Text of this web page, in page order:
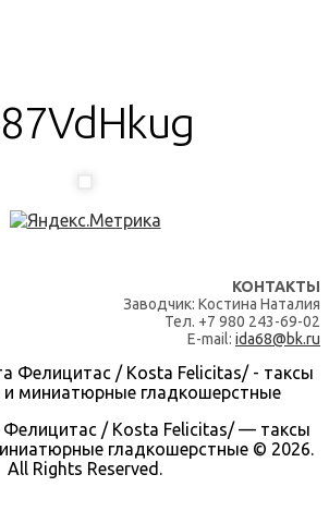
КОНТАКТЫ
Заводчик: Костина Наталия
Тел. +7 980 243-69-02
E-mail: ida68@bk.ru
/ Kosta Felicitas/ — таксы
гладкошерстные © 2026.
All Rights Reserved.